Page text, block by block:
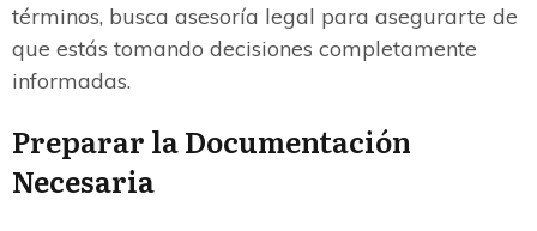
términos, busca asesoría legal para asegurarte de
que estás tomando decisiones completamente
informadas.
Preparar la Documentación
Necesaria